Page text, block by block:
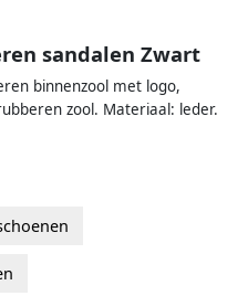
sandalen Zwart
binnenzool met logo,
zool. Materiaal: leder.